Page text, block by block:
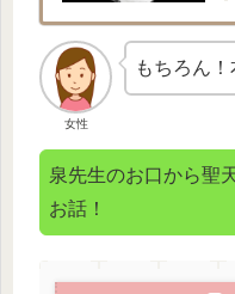
女性
もちろん
泉先生のお口から聖
お話！